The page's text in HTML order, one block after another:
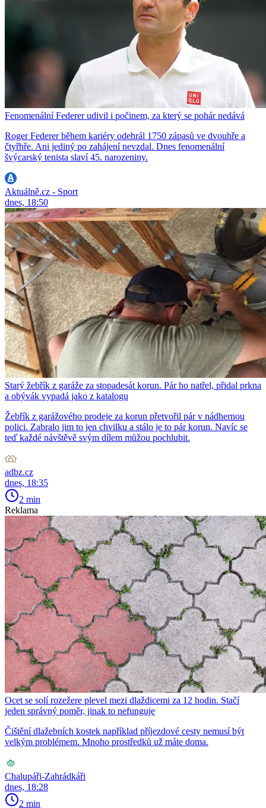
Fenomenální Federer udivil i počinem, za který se pohár nedává
Roger Federer během kariéry odehrál 1750 zápasů ve dvouhře a
čtyřhře. Ani jediný po zahájení nevzdal. Dnes fenomenální
švýcarský tenista slaví 45. narozeniny.
Aktuálně.cz - Sport
dnes, 18:50
Starý žebřík z garáže za stopadesát korun. Pár ho natřel, přidal prkna
a obývák vypadá jako z katalogu
Žebřík z garážového prodeje za korun přetvořil pár v nádhernou
polici. Zabralo jim to jen chvilku a stálo je to pár korun. Navíc se
teď každé návštěvě svým dílem můžou pochlubit.
adbz.cz
dnes, 18:35
2 min
Reklama
Ocet se solí rozežere plevel mezi dlaždicemi za 12 hodin. Stačí
jeden správný poměr, jinak to nefunguje
Čištění dlažebních kostek například příjezdové cesty nemusí být
velkým problémem. Mnoho prostředků už máte doma.
Chalupáři-Zahrádkáři
dnes, 18:28
2 min